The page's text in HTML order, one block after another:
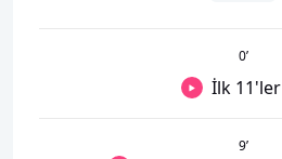
0’
İlk 11'ler
9’